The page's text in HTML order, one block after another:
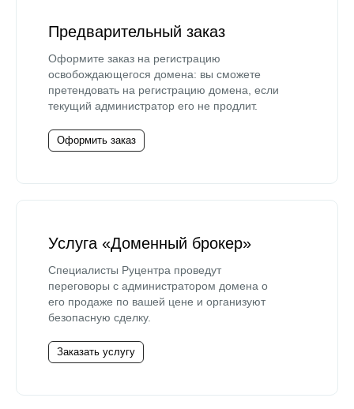
Предварительный заказ
Оформите заказ на регистрацию
освобождающегося домена: вы сможете
претендовать на регистрацию домена, если
текущий администратор его не продлит.
Оформить заказ
Услуга «Доменный брокер»
Специалисты Руцентра проведут
переговоры с администратором домена о
его продаже по вашей цене и организуют
безопасную сделку.
Заказать услугу